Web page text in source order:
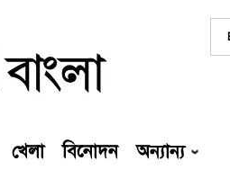
খেলা বিনোদন অন্যান্য